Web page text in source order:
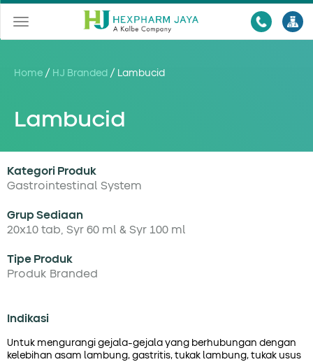
Toggle
navigation
Home / HJ Branded / Lambucid
Lambucid
Kategori Produk
Gastrointestinal System
Grup Sediaan
20x10 tab, Syr 60 ml & Syr 100 ml
Tipe Produk
Produk Branded
Indikasi
Untuk mengurangi gejala-gejala yang berhubungan dengan
kelebihan asam lambung, gastritis, tukak lambung, tukak usus